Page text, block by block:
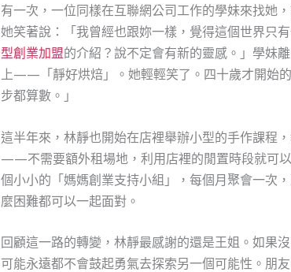
有一次，一位同樣在互聯網公司工作的學妹來找她
她笑著說：「我曾經也跟妳一樣，覺得這個世界只
型創業加盟的介紹？說不定會有新的靈感。」學妹
上——「靜好烘焙」。她輕輕笑了。四十歲才開始
步都算數。」
這半年來，林靜也開始在店裡舉辦小型的手作課程
——不需要額外租場地，利用店裡的閒置時段就可
個小小的「媽媽創業支持小組」，每個月聚會一次
麼困難都可以一起面對。
回顧這一路的轉變，林靜最感謝的還是王姐。如果
可能永遠都不會鼓起勇氣去探索另一個可能性。